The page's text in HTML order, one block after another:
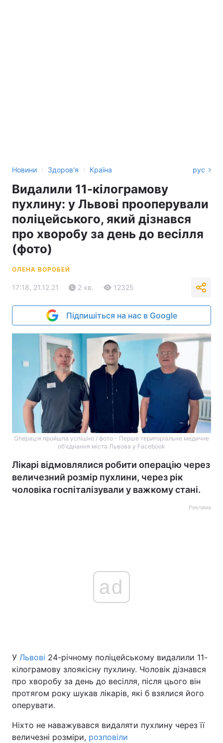
Новини › Здоров'я › Країна рус
Видалили 11-кілограмову
пухлину: у Львові прооперували
поліцейського, який дізнався
про хворобу за день до весілля
(фото)
ОЛЕНА ВОРОБЕЙ
17:18, 21.12.21 2 хв. 12325
Підпишіться на нас в Google
Операція пройшла успішно / фото - Перше територіальне медичне
об'єднання міста Львова у Facebook
Лікарі відмовлялися робити операцію через
величезний розмір пухлини, через рік
чоловіка госпіталізували у важкому стані.
Реклама
ad
У Львові 24-річному поліцейському видалили 11-
кілограмову злоякісну пухлину. Чоловік дізнався
про хворобу за день до весілля, після цього він
протягом року шукав лікарів, які б взялися його
оперувати.
Ніхто не наважувався видаляти пухлину через її
величезні розміри, розповіли